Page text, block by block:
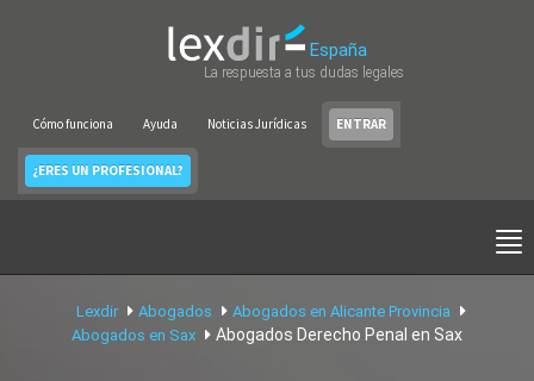
España
La respuesta a tus dudas legales
Cómo funciona Ayuda Noticias Jurídicas ENTRAR
¿ERES UN PROFESIONAL?
Lexdir Abogados
Abogados en Alicante Provincia
Abogados en Sax
Abogados Derecho Penal en Sax